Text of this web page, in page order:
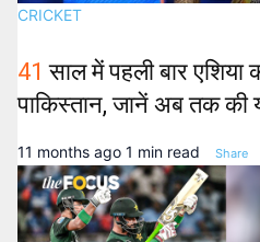
CRICKET
41 साल में पहली बार
पाकिस्तान, जानें अब तक की
11 months ago 1 min read Share